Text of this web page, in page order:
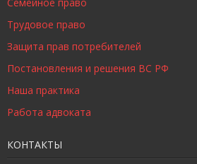
Трудовое право
Защита прав потребителей
Постановления и решения ВС РФ
Наша практика
Работа адвоката
КОНТАКТЫ